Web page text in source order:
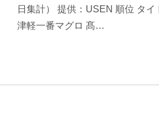
日集計） 提供：USEN 順位 タイ
津軽一番マグロ 髙…